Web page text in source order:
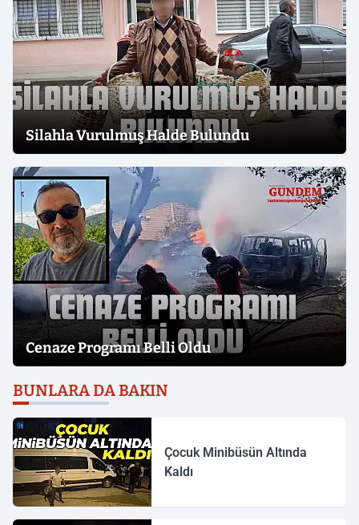
Silahla Vurulmuş Halde Bulundu
Cenaze Programı Belli Oldu
BUNLARA DA BAKIN
Çocuk Minibüsün Altında
Kaldı